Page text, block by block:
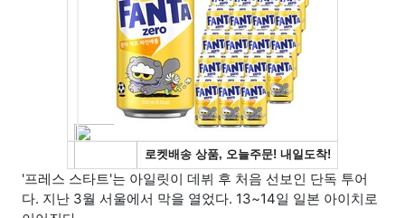
'프레스 스타트'는 아일릿이 데뷔 후 처음 선보인 단독 투어
다. 지난 3월 서울에서 막을 열었다. 13~14일 일본 아이치로